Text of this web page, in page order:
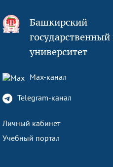
Башкирский
университет
Max-канал
Telegram-канал
Личный кабинет
Учебный портал